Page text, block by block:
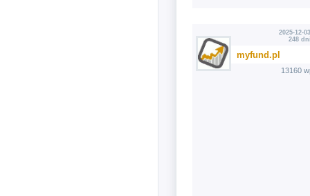
2025-12-
248
myfund.pl
13160